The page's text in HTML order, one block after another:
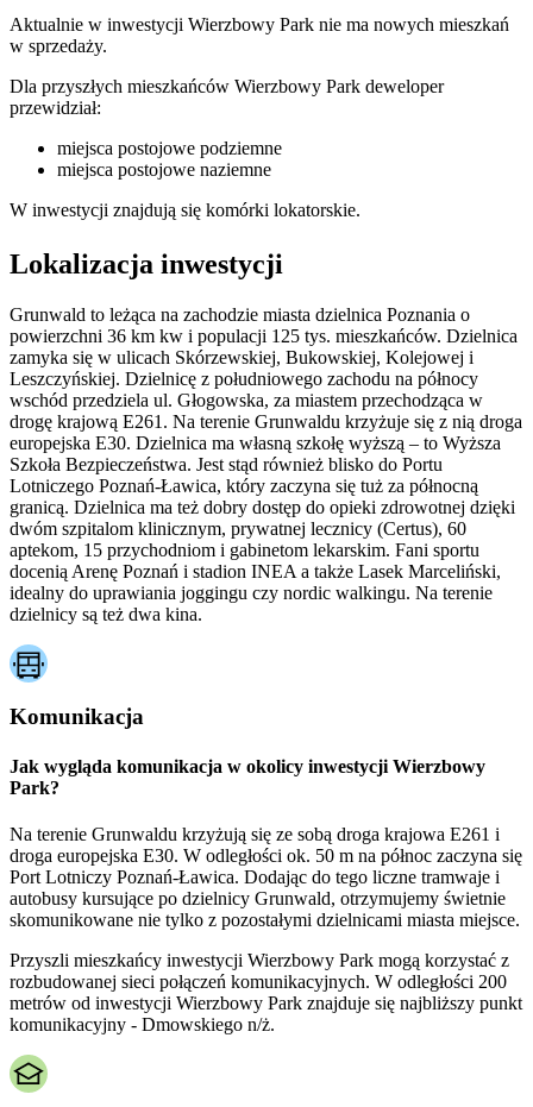
Aktualnie w inwestycji Wierzbowy Park nie ma nowych mieszkań
w sprzedaży.
Dla przyszłych mieszkańców Wierzbowy Park deweloper
przewidział:
miejsca postojowe podziemne
miejsca postojowe naziemne
W inwestycji znajdują się komórki lokatorskie.
Lokalizacja inwestycji
Grunwald to leżąca na zachodzie miasta dzielnica Poznania o
powierzchni 36 km kw i populacji 125 tys. mieszkańców. Dzielnica
zamyka się w ulicach Skórzewskiej, Bukowskiej, Kolejowej i
Leszczyńskiej. Dzielnicę z południowego zachodu na północy
wschód przedziela ul. Głogowska, za miastem przechodząca w
drogę krajową E261. Na terenie Grunwaldu krzyżuje się z nią droga
europejska E30. Dzielnica ma własną szkołę wyższą – to Wyższa
Szkoła Bezpieczeństwa. Jest stąd również blisko do Portu
Lotniczego Poznań-Ławica, który zaczyna się tuż za północną
granicą. Dzielnica ma też dobry dostęp do opieki zdrowotnej dzięki
dwóm szpitalom klinicznym, prywatnej lecznicy (Certus), 60
aptekom, 15 przychodniom i gabinetom lekarskim. Fani sportu
docenią Arenę Poznań i stadion INEA a także Lasek Marceliński,
idealny do uprawiania joggingu czy nordic walkingu. Na terenie
dzielnicy są też dwa kina.
Komunikacja
Jak wygląda komunikacja w okolicy inwestycji Wierzbowy
Park?
Na terenie Grunwaldu krzyżują się ze sobą droga krajowa E261 i
droga europejska E30. W odległości ok. 50 m na północ zaczyna się
Port Lotniczy Poznań-Ławica. Dodając do tego liczne tramwaje i
autobusy kursujące po dzielnicy Grunwald, otrzymujemy świetnie
skomunikowane nie tylko z pozostałymi dzielnicami miasta miejsce.
Przyszli mieszkańcy inwestycji Wierzbowy Park mogą korzystać z
rozbudowanej sieci połączeń komunikacyjnych. W odległości 200
metrów od inwestycji Wierzbowy Park znajduje się najbliższy punkt
komunikacyjny - Dmowskiego n/ż.